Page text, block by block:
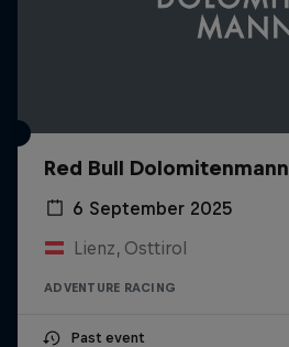
Red Bull Dolomitenmann
6 September 2025
Lienz, Osttirol
ADVENTURE RACING
Past event